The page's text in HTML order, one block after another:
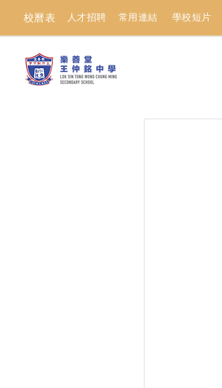
常用連結
人才招聘
校曆表 學校短片